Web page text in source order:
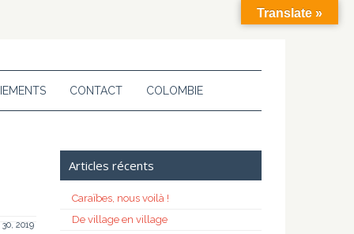
CONTACT COLOMBIE
2019
Articles récents
Caraïbes, nous voilà !
De village en village
Translate »